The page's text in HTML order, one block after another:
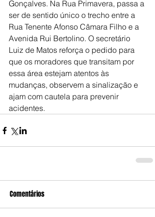
Gonçalves. Na Rua Primavera, passa a
ser de sentido único o trecho entre a
Rua Tenente Afonso Câmara Filho e a
Avenida Rui Bertolino. O secretário
Luiz de Matos reforça o pedido para
que os moradores que transitam por
essa área estejam atentos às
mudanças, observem a sinalização e
ajam com cautela para prevenir
acidentes.
Comentários